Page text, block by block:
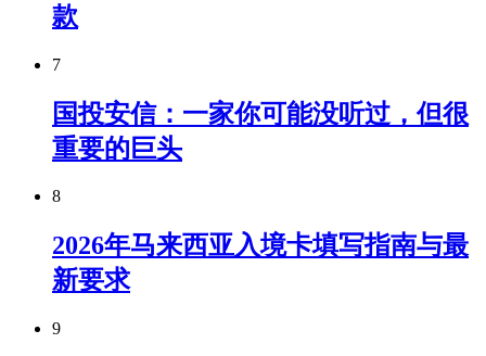
款
7
国投安信：一家你可能没听过，但很
重要的巨头
8
2026年马来西亚入境卡填写指南与最
新要求
9